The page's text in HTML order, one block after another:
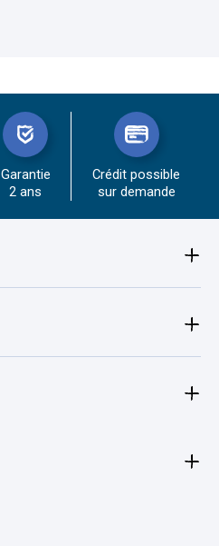
Garantie
2 ans
Crédit possible
sur demande